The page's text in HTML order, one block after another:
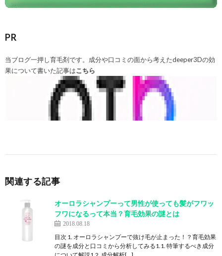
PR
当ブログ一押し育毛剤です。成分や口コミの面から考えたdeeper3Dの効
果について書いた記事はこちら
関連する記事
オーロラシャンプーって男性が使っても髪がフワッ
フワになるって本当？育毛効果の謎とは
2018.08.18
目次 1. オーロラシャンプーで抜け毛が止まった！？育毛効果
の謎を成分と口コミから分析してみる1.1. 特筆するべき成分